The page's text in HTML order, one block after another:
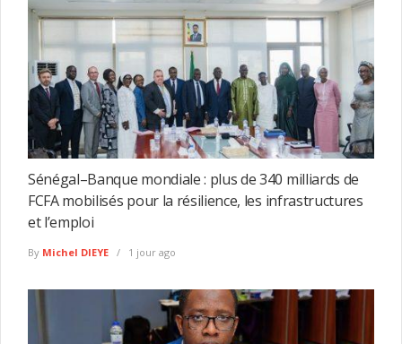
Sénégal–Banque mondiale : plus de 340 milliards de
FCFA mobilisés pour la résilience, les infrastructures
et l’emploi
By Michel DIEYE 1 jour ago